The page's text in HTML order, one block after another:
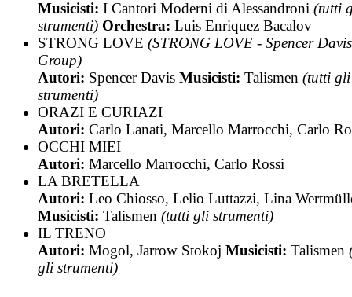
Musicisti: I Cantori Moderni di Alessandroni (tutti
strumenti) Orchestra: Luis Enriquez Bacalov
STRONG LOVE (STRONG LOVE - Spencer Davis
Group)
Autori: Spencer Davis Musicisti: Talismen (tutti gli
strumenti)
ORAZI E CURIAZI
Autori: Carlo Lanati, Marcello Marrocchi, Carlo
OCCHI MIEI
Autori: Marcello Marrocchi, Carlo Rossi
LA BRETELLA
Autori: Leo Chiosso, Lelio Luttazzi, Lina
Musicisti: Talismen (tutti gli strumenti)
IL TRENO
Autori: Mogol, Jarrow Stokoj Musicisti: Talismen
gli strumenti)